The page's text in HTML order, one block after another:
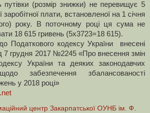
путівки (розмір знижки) не перевищує 5
заробітної плати, встановленої на 1 січня
року. В поточному році ця сума не
18 615 гривень (5х3723=18 615).
Податкового кодексу України
внесені
7 грудня 2017 №2245 «Про внесення змін
України та деяких законодавчих
забезпечення збалансованості
у 2018 році»
центр Закарпатської ОУНБ ім. Ф.